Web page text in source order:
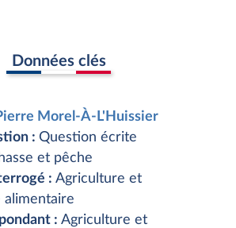
Données clés
Morel-À-L'Huissier
: Question écrite
et pêche
: Agriculture et
alimentaire
: Agriculture et